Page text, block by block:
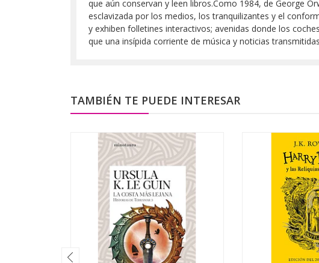
que aún conservan y leen libros.Como 1984, de George
esclavizada por los medios, los tranquilizantes y el
y exhiben folletines interactivos; avenidas donde los
que una insípida corriente de música y noticias
TAMBIÉN TE PUEDE INTERESAR